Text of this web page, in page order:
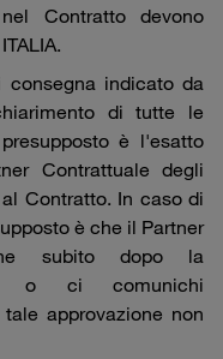
Contratto devono
consegna indicato da
di tutte le
è l'esatto
Contrattuale degli
Contratto. In caso di
è che il Partner
subito dopo la
o ci comunichi
approvazione non